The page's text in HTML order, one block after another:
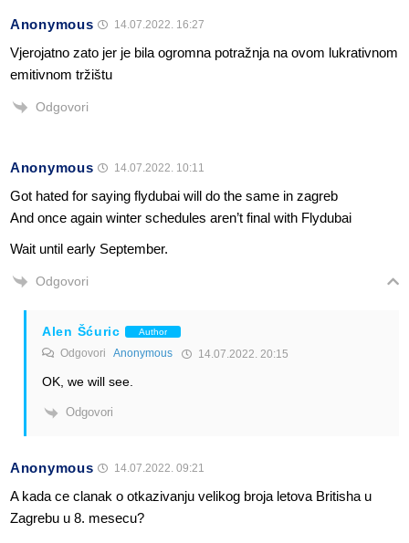
Anonymous 14.07.2022. 16:27
Vjerojatno zato jer je bila ogromna potražnja na ovom lukrativnom
emitivnom tržištu
Odgovori
Anonymous 14.07.2022. 10:11
Got hated for saying flydubai will do the same in zagreb
And once again winter schedules aren’t final with Flydubai
Wait until early September.
Odgovori
Alen Šćuric Author
Odgovori Anonymous 14.07.2022. 20:15
OK, we will see.
Odgovori
Anonymous 14.07.2022. 09:21
A kada ce clanak o otkazivanju velikog broja letova Britisha u
Zagrebu u 8. mesecu?